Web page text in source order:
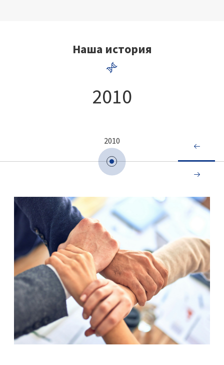
Наша история

2010
2010

